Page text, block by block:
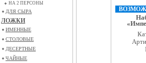
НА 2 ПЕРСОНЫ
ДЛЯ СЫРА
ЛОЖКИ
ИМЕННЫЕ
СТОЛОВЫЕ
ДЕСЕРТНЫЕ
ЧАЙНЫЕ